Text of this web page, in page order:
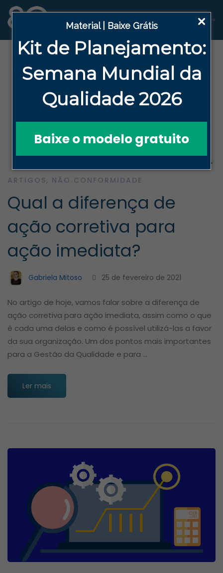
Material | Baixe Grátis
Kit de Planejamento:
Semana Mundial da
Qualidade 2026
Baixe o modelo gratuito
ARTIGOS , NÃO CONFORMIDADE
Qual a diferença de
ação corretiva para
ação imediata?
Gabriela Mitoso 25 de fevereiro de 2021
No artigo de hoje, vamos falar sobre a diferença de
ação corretiva para ação imediata, assim como o que
é cada uma delas e como é possível utilizá-las a favor
da sua organização. Um dos pontos mais importantes
para a Gestão da Qualidade e para …
Ler mais